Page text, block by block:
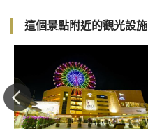
這個景點附近的觀光設施